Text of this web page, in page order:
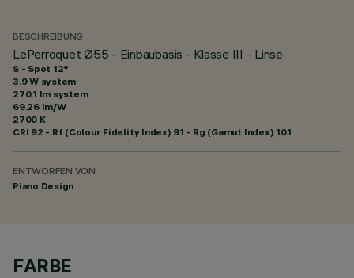
BESCHREIBUNG
LePerroquet Ø55 - Einbaubasis - Klasse III - Linse
S - Spot 12°
3.9 W system
270.1 lm system
69.26 lm/W
2700 K
CRI 92 - Rf (Colour Fidelity Index) 91 - Rg (Gamut Index) 101
ENTWORFEN VON
Piano Design
FARBE